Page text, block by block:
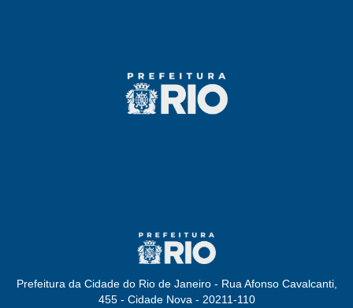
Prefeitura da Cidade do Rio de Janeiro - Rua Afonso Cavalcanti,
455 - Cidade Nova - 20211-110